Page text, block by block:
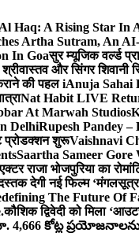
Haq: A Rising Star In
Artha Sutram, An
In Goaसुर म्यूजिक वर्ल्ड
और सिंगर शिवानी
की पहल iAnuja Sahai
Nat Habit LIVE
At Marwah Studios
DelhiRupesh Pandey –
प्रोडक्शन शुरूVaishnavi
Saartha Sameer
राजा भोजपुरिया का
देगी नई फिल्म
The Future Of
कौशिक द्विवेदी को मिला
కోట్ల